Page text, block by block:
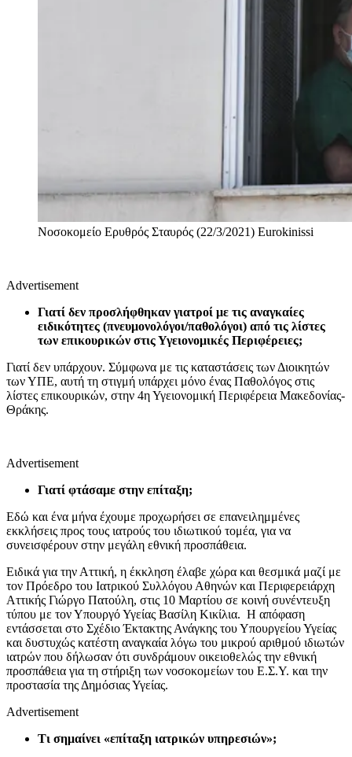
Νοσοκομείο Ερυθρός Σταυρός (22/3/2021) Eurokinissi
Advertisement
Γιατί δεν προσλήφθηκαν γιατροί με τις αναγκαίες
ειδικότητες (πνευμονολόγοι/παθολόγοι) από τις λίστες
των επικουρικών στις Υγειονομικές Περιφέρειες;
Γιατί δεν υπάρχουν. Σύμφωνα με τις καταστάσεις των Διοικητών
των ΥΠΕ, αυτή τη στιγμή υπάρχει μόνο ένας Παθολόγος στις
λίστες επικουρικών, στην 4η Υγειονομική Περιφέρεια Μακεδονίας-
Θράκης.
Advertisement
Γιατί φτάσαμε στην επίταξη;
Εδώ και ένα μήνα έχουμε προχωρήσει σε επανειλημμένες
εκκλήσεις προς τους ιατρούς του ιδιωτικού τομέα, για να
συνεισφέρουν στην μεγάλη εθνική προσπάθεια.
Ειδικά για την Αττική, η έκκληση έλαβε χώρα και θεσμικά μαζί με
τον Πρόεδρο του Ιατρικού Συλλόγου Αθηνών και Περιφερειάρχη
Αττικής Γιώργο Πατούλη, στις 10 Μαρτίου σε κοινή συνέντευξη
τύπου με τον Υπουργό Υγείας Βασίλη Κικίλια. Η απόφαση
εντάσσεται στο Σχέδιο Έκτακτης Ανάγκης του Υπουργείου Υγείας
και δυστυχώς κατέστη αναγκαία λόγω του μικρού αριθμού ιδιωτών
ιατρών που δήλωσαν ότι συνδράμουν οικειοθελώς την εθνική
προσπάθεια για τη στήριξη των νοσοκομείων του Ε.Σ.Υ. και την
προστασία της Δημόσιας Υγείας.
Advertisement
Τι σημαίνει «επίταξη ιατρικών υπηρεσιών»;